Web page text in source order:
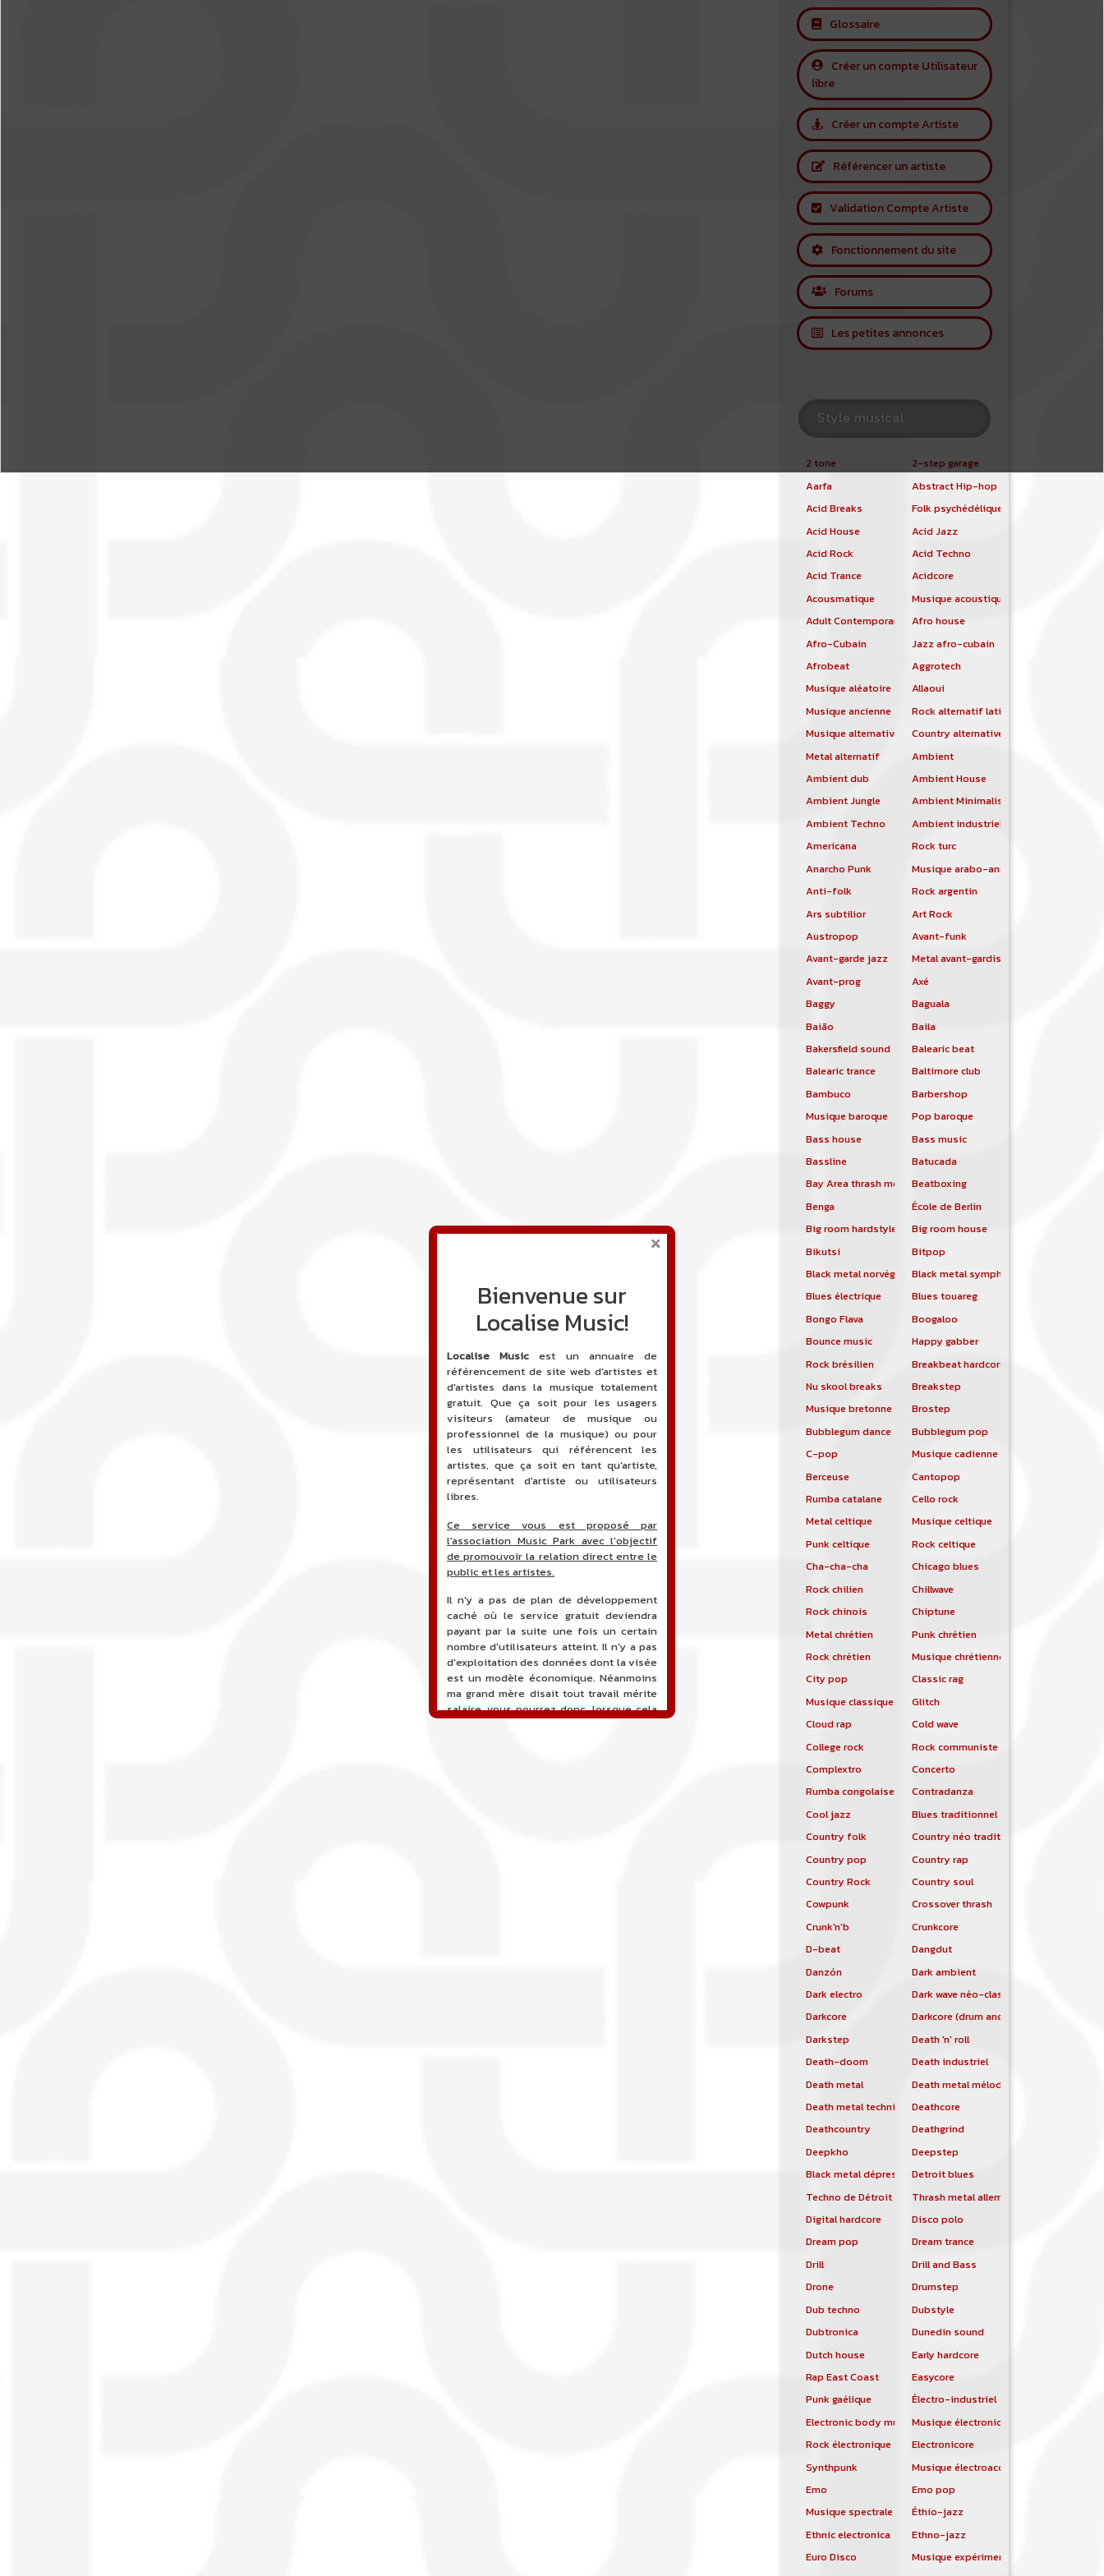
Glossaire
Créer un compte Utilisateur
libre
Créer un compte Artiste
Référencer un artiste
Validation Compte Artiste
Fonctionnement du site
Forums
Les petites annonces
Style musical
2 tone
2-step garage
Aarfa
Abstract Hip-hop
Acid Breaks
Folk psychédélique
Acid House
Acid Jazz
Acid Rock
Acid Techno
Acid Trance
Acidcore
Acousmatique
Musique acoustique
Adult Contemporary
Afro house
Afro-Cubain
Jazz afro-cubain
Afrobeat
Aggrotech
Musique aléatoire
Allaoui
Musique ancienne
Rock alternatif latino
Musique alternative
Country alternative
Metal alternatif
Ambient
Ambient dub
Ambient House
Ambient Jungle
Ambient Minimalist
Ambient Techno
Ambient industriel
Americana
Rock turc
Anarcho Punk
Musique arabo-andalouse
Anti-folk
Rock argentin
Ars subtilior
Art Rock
Austropop
Avant-funk
Avant-garde jazz
Metal avant-gardiste
Avant-prog
Axé
Baggy
Baguala
Baião
Baila
Bakersfield sound
Balearic beat
Balearic trance
Baltimore club
Bambuco
Barbershop
Musique baroque
Pop baroque
Bass house
Bass music
Bassline
Batucada
Bay Area thrash metal Beatboxing
Benga
École de Berlin
Big room hardstyle
Big room house
Bikutsi
Bitpop
Black metal norvégien
Black metal symphonique
Blues électrique
Blues touareg
Bongo Flava
Boogaloo
Bounce music
Happy gabber
Rock brésilien
Breakbeat hardcore
Nu skool breaks
Breakstep
Musique bretonne
Brostep
Bubblegum dance
Bubblegum pop
C-pop
Musique cadienne
Berceuse
Cantopop
Rumba catalane
Cello rock
Metal celtique
Musique celtique
Punk celtique
Rock celtique
Cha-cha-cha
Chicago blues
Rock chilien
Chillwave
Rock chinois
Chiptune
Metal chrétien
Punk chrétien
Rock chrétien
Musique chrétienne contemporaine
City pop
Classic rag
Musique classique
Glitch
Cloud rap
Cold wave
College rock
Rock communiste
Complextro
Concerto
Rumba congolaise
Contradanza
Cool jazz
Blues traditionnel
Country folk
Country néo traditionnelle
Country pop
Country rap
Country Rock
Country soul
Cowpunk
Crossover thrash
Crunk'n'b
Crunkcore
D-beat
Dangdut
Danzón
Dark ambient
Dark electro
Dark wave néo-classique
Darkcore
Darkcore (drum and bass)
Darkstep
Death 'n' roll
Death-doom
Death industriel
Death metal
Death metal mélodique
Death metal techniqueDeathcore
Deathcountry
Deathgrind
Deepkho
Deepstep
Black metal dépressif Detroit blues
Techno de Détroit
Thrash metal allemand
Digital hardcore
Disco polo
Dream pop
Dream trance
Drill
Drill and Bass
Drone
Drumstep
Dub techno
Dubstyle
Dubtronica
Dunedin sound
Dutch house
Early hardcore
Rap East Coast
Easycore
Punk gaélique
Électro-industriel
Electronic body musicMusique électronique
Rock électronique
Electronicore
Synthpunk
Musique électroacoustique
Emo
Emo pop
Musique spectrale
Éthio-jazz
Ethnic electronica
Ethno-jazz
Euro Disco
Musique expérimentale
Bienvenue sur
Localise Music!
Localise Music est un annuaire de
référencement de site web d'artistes et
d'artistes dans la musique totalement
gratuit. Que ça soit pour les usagers
visiteurs (amateur de musique ou
professionnel de la musique) ou pour
les utilisateurs qui référencent les
artistes, que ça soit en tant qu'artiste,
représentant d'artiste ou utilisateurs
libres.
Ce service vous est proposé par
l'association Music Park avec l'objectif
de promouvoir la relation direct entre le
public et les artistes.
Il n'y a pas de plan de développement
caché où le service gratuit deviendra
payant par la suite une fois un certain
nombre d'utilisateurs atteint. Il n'y a pas
d'exploitation des données dont la visée
est un modèle économique. Néanmoins
ma grand mère disait tout travail mérite
salaire, vous pourrez donc, lorsque cela